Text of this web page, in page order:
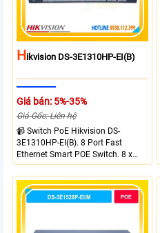
HIkvision DS-3E1310HP-EI(B)
Giá bán: 5%-35%
Giá Gốc: Liên hệ
📹 Switch PoE Hikvision DS-
3E1310HP-EI(B). 8 Port Fast
Ethernet Smart POE Switch. 8 x
10/100M PoE Ports, 2 x Gigabit
Uplink Ports.